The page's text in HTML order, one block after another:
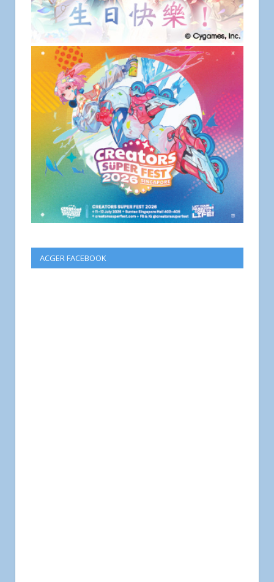
ACGER FACEBOOK